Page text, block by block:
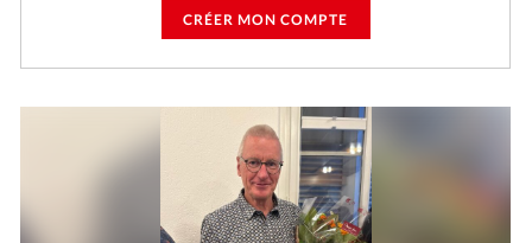
CRÉER MON COMPTE